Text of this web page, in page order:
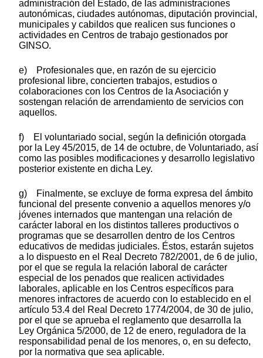
administración del Estado, de las administraciones
autonómicas, ciudades autónomas, diputación provincial,
municipales y cabildos que realicen sus funciones o
actividades en Centros de trabajo gestionados por
GINSO.
e) Profesionales que, en razón de su ejercicio
profesional libre, concierten trabajos, estudios o
colaboraciones con los Centros de la Asociación y
sostengan relación de arrendamiento de servicios con
aquellos.
f) El voluntariado social, según la definición otorgada
por la Ley 45/2015, de 14 de octubre, de Voluntariado, así
como las posibles modificaciones y desarrollo legislativo
posterior existente en dicha Ley.
g) Finalmente, se excluye de forma expresa del ámbito
funcional del presente convenio a aquellos menores y/o
jóvenes internados que mantengan una relación de
carácter laboral en los distintos talleres productivos o
programas que se desarrollen dentro de los Centros
educativos de medidas judiciales. Éstos, estarán sujetos
a lo dispuesto en el Real Decreto 782/2001, de 6 de julio,
por el que se regula la relación laboral de carácter
especial de los penados que realicen actividades
laborales, aplicable en los Centros específicos para
menores infractores de acuerdo con lo establecido en el
artículo 53.4 del Real Decreto 1774/2004, de 30 de julio,
por el que se aprueba el reglamento que desarrolla la
Ley Orgánica 5/2000, de 12 de enero, reguladora de la
responsabilidad penal de los menores, o, en su defecto,
por la normativa que sea aplicable.